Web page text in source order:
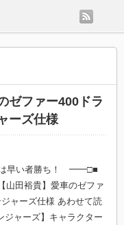
ゼファー400ドラ
ーズ仕様
早い者勝ち！ ━━□■
貴】愛車のゼファ
ャーズ仕様 あわせて読
ジャーズ】キャラクター